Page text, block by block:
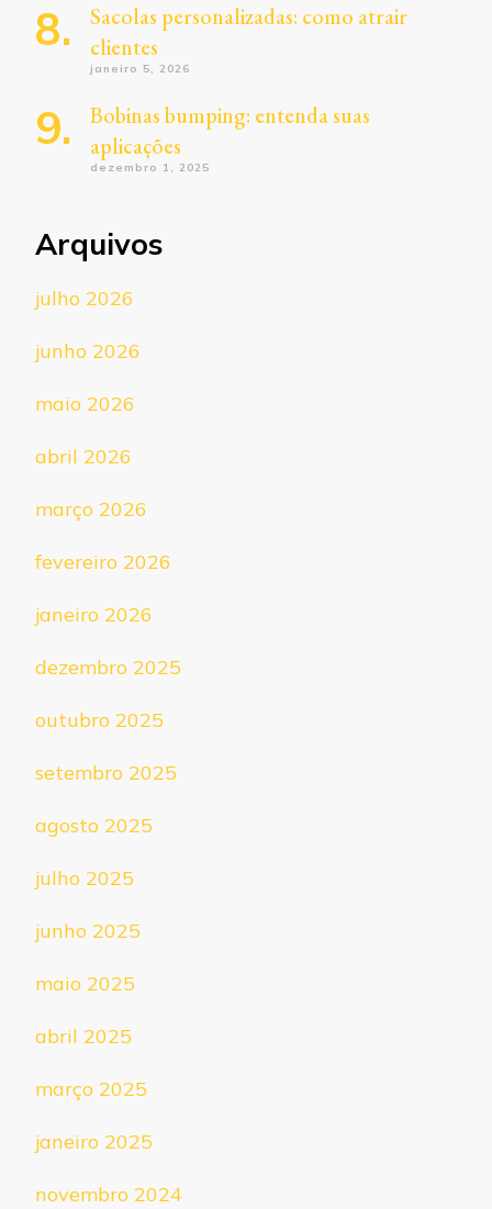
Sacolas personalizadas: como atrair
clientes
janeiro 5, 2026
Bobinas bumping: entenda suas
aplicações
dezembro 1, 2025
Arquivos
julho 2026
junho 2026
maio 2026
abril 2026
março 2026
fevereiro 2026
janeiro 2026
dezembro 2025
outubro 2025
setembro 2025
agosto 2025
julho 2025
junho 2025
maio 2025
abril 2025
março 2025
janeiro 2025
novembro 2024